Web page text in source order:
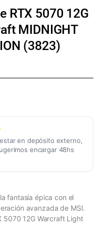
RTX 5070 12G
MIDNIGHT
(3823)
en depósito externo,
encargar 48hs
fantasía épica con el
avanzada de MSI.
5070 12G Warcraft Light